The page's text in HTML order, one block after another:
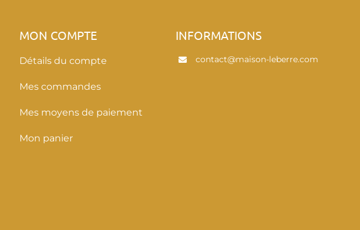
MON COMPTE
Détails du compte
Mes commandes
Mes moyens de paiement
Mon panier
INFORMATIONS
contact@maison-leberre.com